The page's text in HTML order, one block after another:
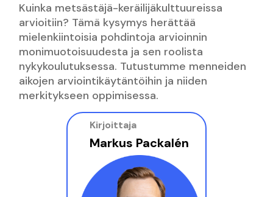
Kuinka metsästäjä-keräilijäkulttuureissa
arvioitiin? Tämä kysymys herättää
mielenkiintoisia pohdintoja arvioinnin
monimuotoisuudesta ja sen roolista
nykykoulutuksessa. Tutustumme menneiden
aikojen arviointikäytäntöihin ja niiden
merkitykseen oppimisessa.
Kirjoittaja
Markus Packalén